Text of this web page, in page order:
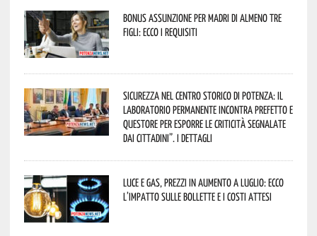
Bonus assunzione per madri di almeno tre
figli: ecco i requisiti
Sicurezza nel Centro Storico di Potenza: il
Laboratorio Permanente incontra Prefetto e
Questore per esporre le criticità segnalate
dai cittadini”. I dettagli
Luce e gas, prezzi in aumento a luglio: ecco
l’impatto sulle bollette e i costi attesi